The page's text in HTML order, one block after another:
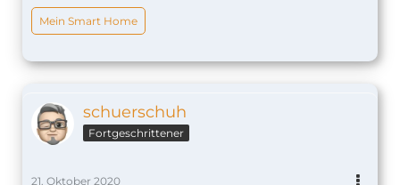
Mein Smart Home
schuerschuh
Fortgeschrittener
21. Oktober 2020